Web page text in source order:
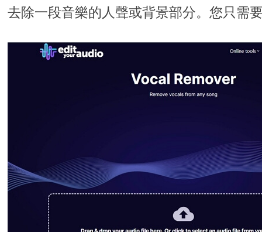
去除一段音樂的人聲或背景部分。您只需